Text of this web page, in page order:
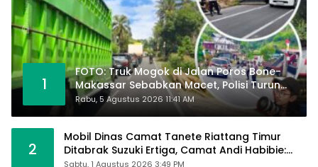
1
FOTO: Truk Mogok di Jalan Poros Bone-
Makassar Sebabkan Macet, Polisi Turun
Tangan
Rabu, 5 Agustus 2026 11:41 AM
2
Mobil Dinas Camat Tanete Riattang Timur
Ditabrak Suzuki Ertiga, Camat Andi Habibie:
Alhamdulillah Saya Baik-Baik Saja
Sabtu, 1 Agustus 2026 3:49 PM